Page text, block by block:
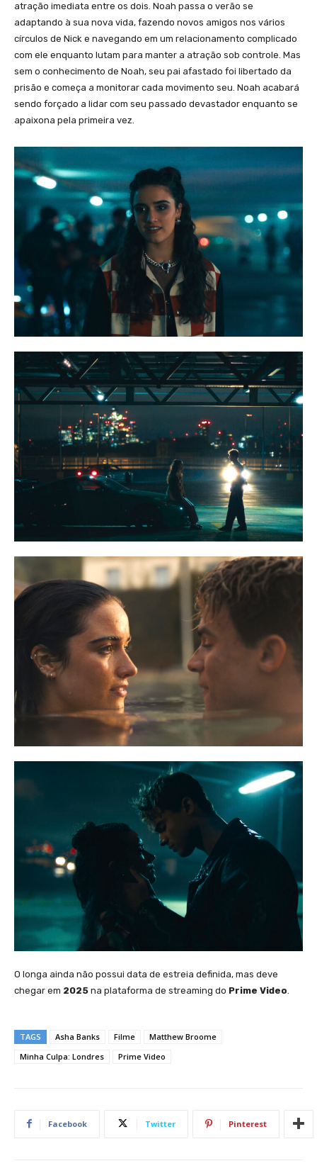
atração imediata entre os dois. Noah passa o verão se
adaptando à sua nova vida, fazendo novos amigos nos vários
círculos de Nick e navegando em um relacionamento complicado
com ele enquanto lutam para manter a atração sob controle. Mas
sem o conhecimento de Noah, seu pai afastado foi libertado da
prisão e começa a monitorar cada movimento seu. Noah acabará
sendo forçado a lidar com seu passado devastador enquanto se
apaixona pela primeira vez.
O longa ainda não possui data de estreia definida, mas deve
chegar em 2025 na plataforma de streaming do Prime Video
TAGS Asha Banks Filme
Matthew Broome
Minha Culpa: Londres
Prime Video
Facebook Twitter Pinterest